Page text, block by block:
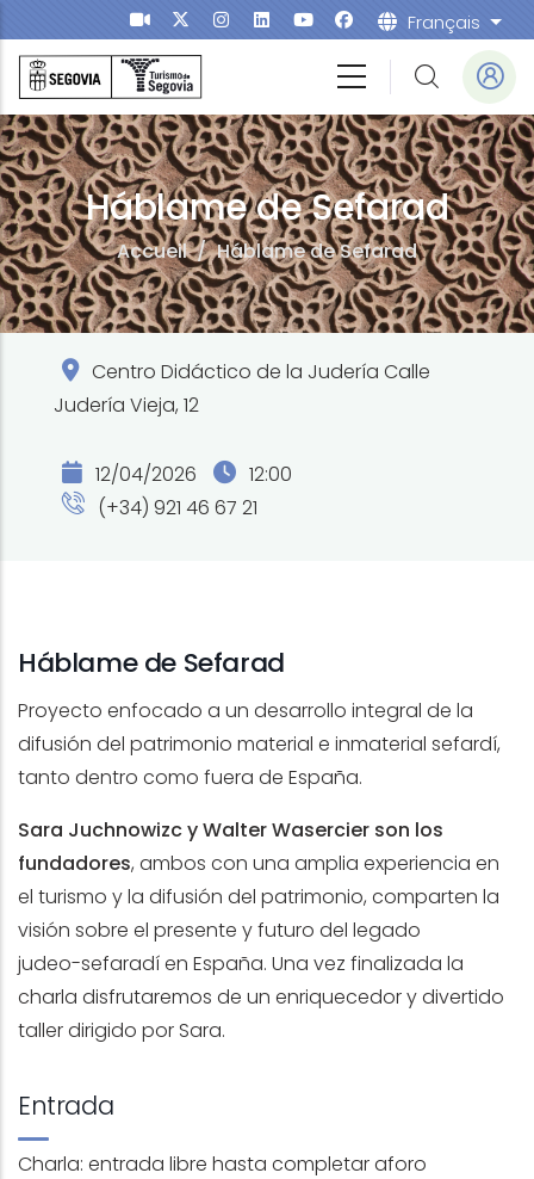
Aller au contenu principal Français
Háblame de Sefarad
Accueil/ Háblame de Sefarad
Centro Didáctico de la Judería Calle
Judería Vieja, 12
12/04/2026
12:00
(+34) 921 46 67 21
Háblame de Sefarad
Proyecto enfocado a un desarrollo integral de la
difusión del patrimonio material e inmaterial sefardí,
tanto dentro como fuera de España.
Sara Juchnowizc y Walter Wasercier son los
fundadores, ambos con una amplia experiencia en
el turismo y la difusión del patrimonio, comparten la
visión sobre el presente y futuro del legado
judeo-sefaradí en España. Una vez finalizada la
charla disfrutaremos de un enriquecedor y divertido
taller dirigido por Sara.
Entrada
Charla: entrada libre hasta completar aforo